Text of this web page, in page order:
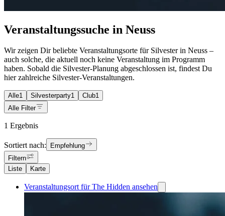
Veranstaltungssuche in Neuss
Wir zeigen Dir beliebte Veranstaltungsorte für Silvester in Neuss –
auch solche, die aktuell noch keine Veranstaltung im Programm
haben. Sobald die Silvester-Planung abgeschlossen ist, findest Du
hier zahlreiche Silvester-Veranstaltungen.
Alle1 Silvesterparty1 Club1
Alle Filter
1 Ergebnis
Sortiert nach:
Empfehlung
Filtern
Liste
Karte
Veranstaltungsort für The Hidden ansehen